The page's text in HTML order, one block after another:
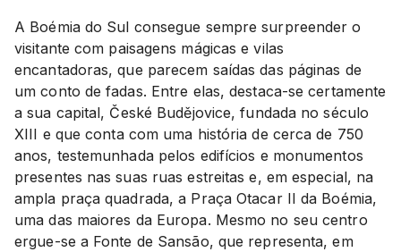
A Boémia do Sul consegue sempre surpreender o
visitante com paisagens mágicas e vilas
encantadoras, que parecem saídas das páginas de
um conto de fadas. Entre elas, destaca-se certamente
a sua capital, České Budějovice, fundada no século
XIII e que conta com uma história de cerca de 750
anos, testemunhada pelos edifícios e monumentos
presentes nas suas ruas estreitas e, em especial, na
ampla praça quadrada, a Praça Otacar II da Boémia,
uma das maiores da Europa. Mesmo no seu centro
ergue-se a Fonte de Sansão, que representa, em